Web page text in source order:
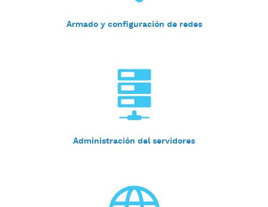
Armado y configuración de redes
Administración del servidores